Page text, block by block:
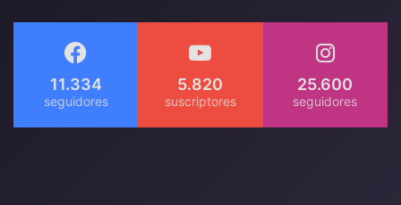
11.334 5.820 25.600